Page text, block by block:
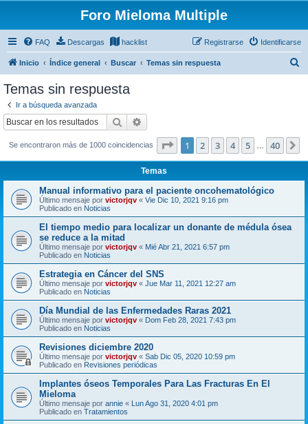
Foro Mieloma Multiple
FAQ Descargas hacklist Identificarse
Registrarse
Inicio Índice general Buscar Temas sin respuesta
Temas sin respuesta
Ir a búsqueda avanzada
Buscar
Se encontraron más de 1000 coincidencias Página de 40
1 2 3 4 5 40
Temas
Manual informativo para el paciente oncohematológico
Último mensaje por victorjqv « Vie Dic 10, 2021 9:16 pm
Publicado en Noticias
El tiempo medio para localizar un donante de médula ósea
se reduce a la mitad
Último mensaje por victorjqv « Mié Abr 21, 2021 6:57 pm
Publicado en Noticias
Estrategia en Cáncer del SNS
Último mensaje por victorjqv « Jue Mar 11, 2021 12:27 am
Publicado en Noticias
Día Mundial de las Enfermedades Raras 2021
Último mensaje por victorjqv « Dom Feb 28, 2021 7:43 pm
Publicado en Noticias
Revisiones diciembre 2020
Último mensaje por victorjqv « Sab Dic 05, 2020 10:59 pm
Publicado en Revisiones periódicas
Implantes óseos Temporales Para Las Fracturas En El
Mieloma
Último mensaje por annie « Lun Ago 31, 2020 4:01 pm
Publicado en Tratamientos